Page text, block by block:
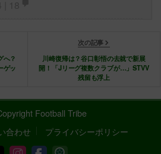
へ？
ゲッ
次の記事
川崎復帰は？谷口彰悟の去就で新展
開！「Jリーグ複数クラブが…」STVV
残留も浮上
Football Tribe
合わせ プライバシーポリシー